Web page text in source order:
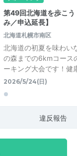
第49回北海道を歩こ
み／申込延長】
北海道札幌市南区
北海道の初夏を味わい
の森までの6kmコース
ーキング大会です！健
2026/5/24(日)
違反報告